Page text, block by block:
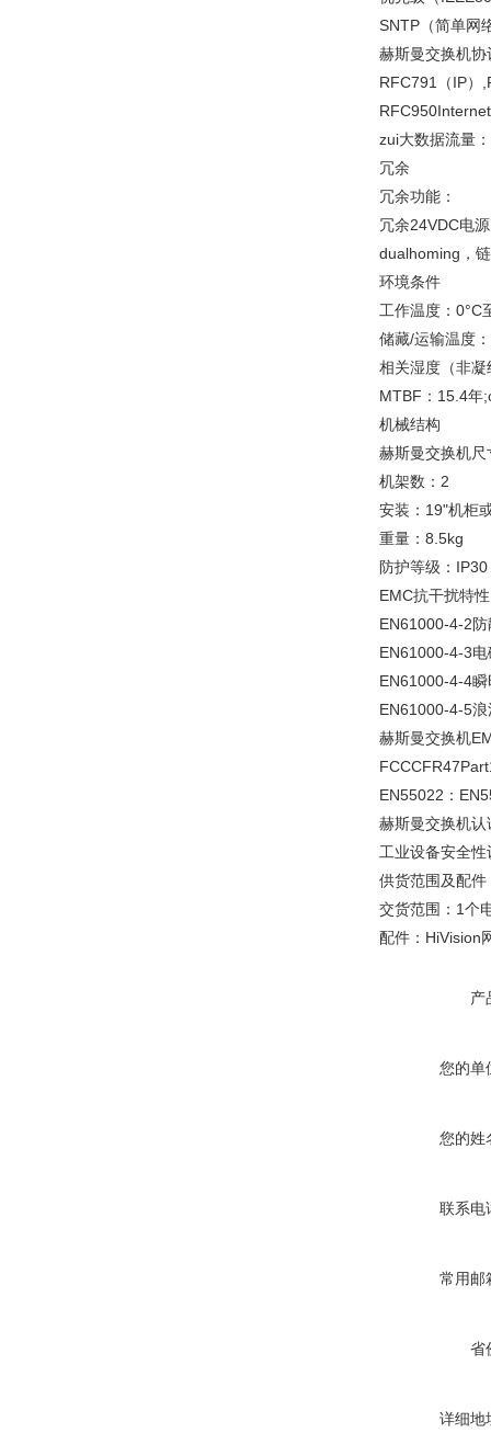
SNTP（简单网
赫斯曼交换机协
RFC791（IP）
zui大数据流量
冗余
冗余功能：
冗余24VDC电
dualhoming，
环境条件
工作温度：0°C
储藏/运输温度
相关湿度（非
MTBF：15.4年
机械结构
赫斯曼交换机
机架数：2
安装：19"机柜
重量：8.5kg
防护等级：IP30
EMC抗干扰特性
EN61000-4-2
EN61000-4-3
EN61000-4-4
EN61000-4-5
赫斯曼交换机
EN55022：
赫斯曼交换机认
工业设备安全
供货范围及配件
交货范围：1个
配件：HiVision
产
您的单
您的姓
联系电
常用邮
省
详细地